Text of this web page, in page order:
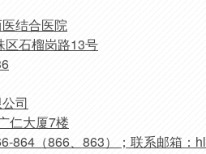
结合医院
区石榴岗路13号
司
仁大厦7楼
864（866、 863）；联系邮箱：